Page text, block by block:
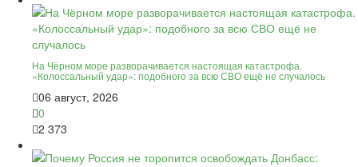
На Чёрном море разворачивается настоящая катастрофа.
«Колоссальный удар»: подобного за всю СВО ещё не случалось
06 август, 2026
0
2 373